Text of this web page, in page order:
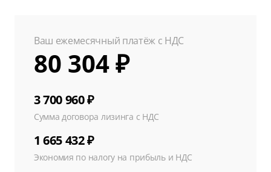
Ваш ежемесячный платёж с НДС
80 304 ₽
3 700 960 ₽
Сумма договора лизинга с НДС
1 665 432 ₽
Экономия по налогу на прибыль и НДС